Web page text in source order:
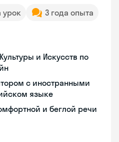
урок 3 года опыта
и Искусств по
с иностранными
языке
и беглой речи